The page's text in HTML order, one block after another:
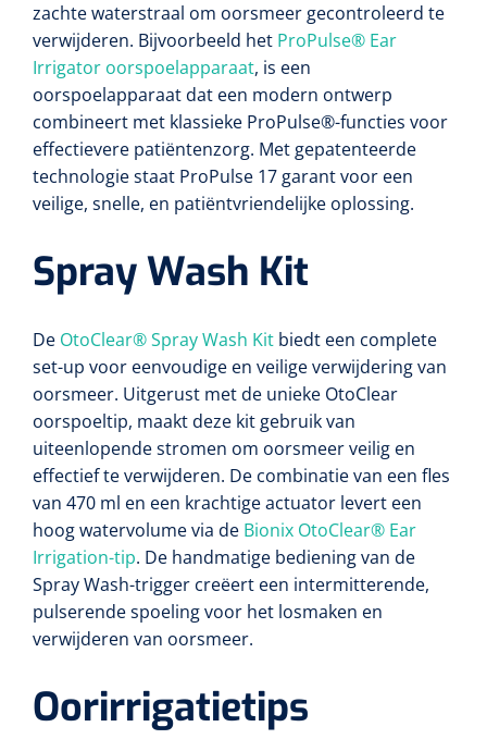
zachte waterstraal om oorsmeer gecontroleerd te
verwijderen. Bijvoorbeeld het ProPulse® Ear
Irrigator oorspoelapparaat, is een
oorspoelapparaat dat een modern ontwerp
combineert met klassieke ProPulse®-functies voor
effectievere patiëntenzorg. Met gepatenteerde
technologie staat ProPulse 17 garant voor een
veilige, snelle, en patiëntvriendelijke oplossing.
Spray Wash Kit
De OtoClear® Spray Wash Kit biedt een complete
set-up voor eenvoudige en veilige verwijdering van
oorsmeer. Uitgerust met de unieke OtoClear
oorspoeltip, maakt deze kit gebruik van
uiteenlopende stromen om oorsmeer veilig en
effectief te verwijderen. De combinatie van een fles
van 470 ml en een krachtige actuator levert een
hoog watervolume via de Bionix OtoClear® Ear
Irrigation-tip. De handmatige bediening van de
Spray Wash-trigger creëert een intermitterende,
pulserende spoeling voor het losmaken en
verwijderen van oorsmeer.
Oorirrigatietips